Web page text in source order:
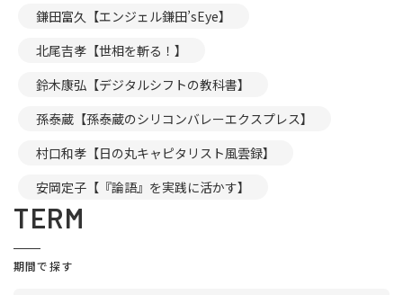
鎌田富久【エンジェル鎌田’sEye】
北尾吉孝【世相を斬る！】
鈴木康弘【デジタルシフトの教科書】
孫泰蔵【孫泰蔵のシリコンバレーエクスプレス】
村口和孝【日の丸キャピタリスト風雲録】
安岡定子【『論語』を実践に活かす】
TERM
期間で探す